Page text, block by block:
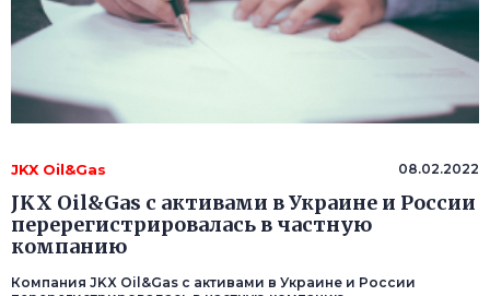
JKX Oil&Gas 08.02.2022
JKX Oil&Gas с активами в Украине и России
перерегистрировалась в частную
компанию
Компания JKX Oil&Gas с активами в Украине и России